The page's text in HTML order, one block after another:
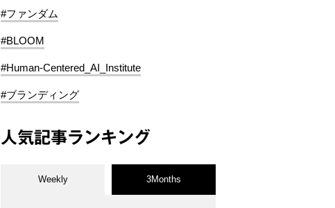
#ファンダム
#BLOOM
#Human-Centered_AI_Institute
#ブランディング
人気記事ランキング
Weekly 3Months